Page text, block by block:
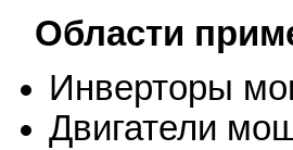
Области
Инверторы
Двигатели